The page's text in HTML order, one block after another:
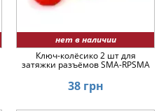
нет в наличии
Ключ-колёсико 2 шт для
затяжки разъёмов SMA-RPSMA
38 грн